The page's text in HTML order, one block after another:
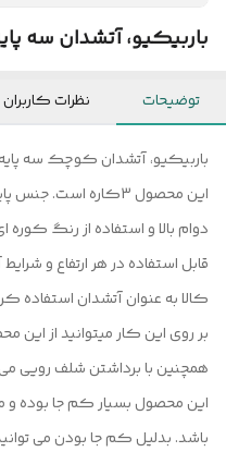
باربیکیو، آتشدان سه
توضیحات نظرات کاربران
باربیکیو، آتشدان کوچک سه
این محصول 3کاره
قابل استفاده در هر ارتفاع و
کالا به عنوان آتشدان استفاده
بر روی این کار میتوانید از
همچنین با برداشتن شلف رویی
این محصول بسیار کم جا بوده
باشد. بدلیل کم جا بودن می